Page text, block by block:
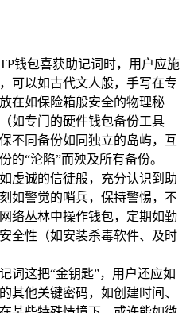
钱包喜获助记词时，用户应施
可以如古代文人般，手写在专
在如保险箱般安全的物理秘
如专门的硬件钱包备份工具
不同备份如同独立的岛屿，互
的“沦陷”而殃及所有备份。
虔诚的信徒般，充分认识到助
如警觉的哨兵，保持警惕，不
络丛林中操作钱包，定期如勤
全性（如安装杀毒软件、及时
词这把“金钥匙”，用户还应如
其他关键密码，如创建时间、